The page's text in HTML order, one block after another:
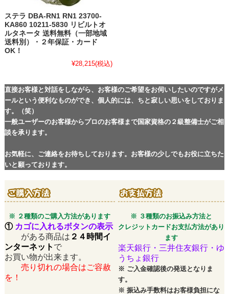
ステラ DBA-RN1 RN1 23700-
KA860 10211-5830 リビルトオ
ルタネータ 送料無料（一部地域
送料別）・２年保証・カード
OK！
¥28,215(税込)
直接お客様と対話をしながら、お客様のご希望をお伺いしたいのですがメ
ールという便利なものができ、個人的には、ちと寂しい思いをしておりま
す。（笑）
一般ユーザーのお客様からプロのお客様まで国家資格の２級整備士がご相
談を承ります。
お気軽に、ご連絡をお待ちしております。お客様の少しでもお役に立ちた
いと願っております。
※ ２種類のご購入方法があります
※ ３種類のお振込み方法と
クレジットカードお支払方法があり
ます
① カゴに入れるボタンの表示
がある商品は ２４時間イ
ンターネット で
お買い物が出来ます。
売り切れの場合はご容赦
を！
楽天銀行・三井住友銀行・ゆ
うちょ銀行
※ ご入金確認後の発送となりま
す。
※ 振込み手数料はお客様負担にな